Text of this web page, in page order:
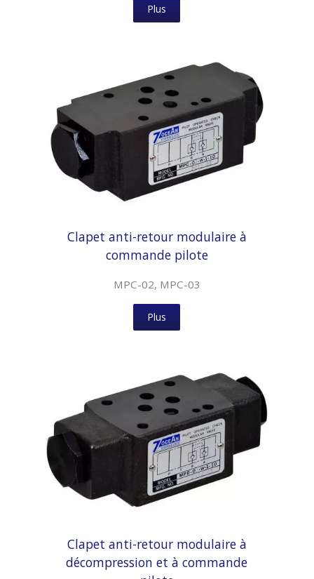
Plus
Clapet anti-retour modulaire à
commande pilote
MPC-02, MPC-03
Plus
Clapet anti-retour modulaire à
décompression et à commande